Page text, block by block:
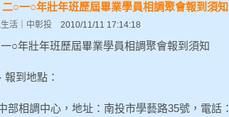
二○一○年壯年班歷屆畢業學員相調聚會報到須知
活 中彰投 2010/11/11 17:14:18
○年壯年班歷屆畢業學員相調聚會報到須知
報到地點：
相調中心，地址：南投市學藝路35號，電話